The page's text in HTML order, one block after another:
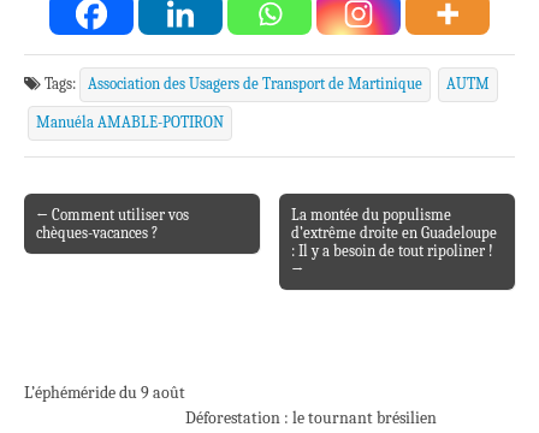
Tags: Association des Usagers de Transport de Martinique AUTM
Manuéla AMABLE-POTIRON
Post navigation
← Comment utiliser vos
chèques-vacances ?
La montée du populisme
d’extrême droite en Guadeloupe
: Il y a besoin de tout ripoliner !
→
L’éphéméride du 9 août
Déforestation : le tournant brésilien